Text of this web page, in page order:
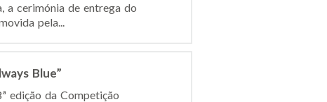
a cerimónia de entrega do
pela...
Blue”
edição da Competição